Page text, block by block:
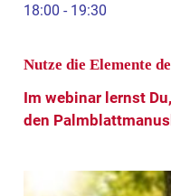
18:00 - 19:30
Nutze die Elemente
Im webinar lernst
den